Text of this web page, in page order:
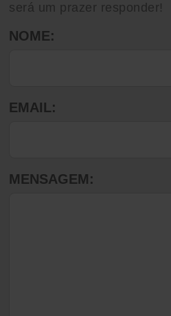
será um prazer responder!
NOME:
EMAIL:
MENSAGEM: